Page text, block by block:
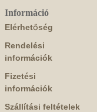
Információ
Elérhetőség
Rendelési
információk
Fizetési
információk
Szállítási feltételek